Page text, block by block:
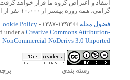
انتقاد و اعتراض گروه ما قرار خواهد
گرامی، همه روزه بیشتر از ۱۰،۰۰۰ نفر از این سایت دیدن می کنند.
فضول محله © ۱۳۹۳-۱۳۸۷ -
Policy
under a Creative Commons Attribution-
NonCommercial-NoDerivs 3.0 Unported
رسته بندي